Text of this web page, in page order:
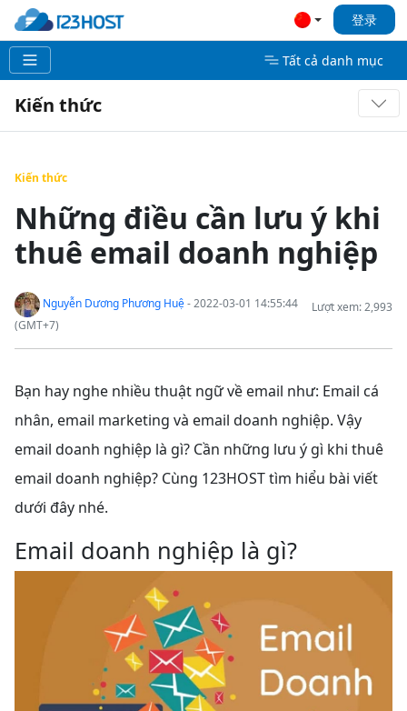
登录
Tất cả danh mục
Kiến thức
Kiến thức
Những điều cần lưu ý khi
thuê email doanh nghiệp
Lượt xem: 2,993
Nguyễn Dương Phương Huệ- 2022-03-01 14:55:44
(GMT+7)
Bạn hay nghe nhiều thuật ngữ về email như: Email cá
nhân, email marketing và email doanh nghiệp. Vậy
email doanh nghiệp là gì? Cần những lưu ý gì khi thuê
email doanh nghiệp? Cùng 123HOST tìm hiểu bài viết
dưới đây nhé.
Email doanh nghiệp là gì?